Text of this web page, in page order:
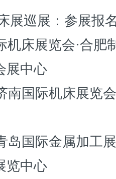
展巡展：参展报
机床展览会·合肥
展中心
南国际机床展览
岛国际金属加工
览中心